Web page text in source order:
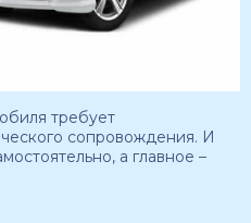
требует
сопровождения. И
а главное –